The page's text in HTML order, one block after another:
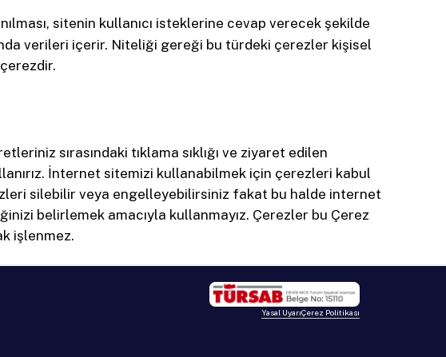
sitenin kullanıcı isteklerine cevap verecek şekilde
verileri içerir. Niteliği gereği bu türdeki çerezler kişisel
sırasındaki tıklama sıklığı ve ziyaret edilen
İnternet sitemizi kullanabilmek için çerezleri kabul
silebilir veya engelleyebilirsiniz fakat bu halde internet
belirlemek amacıyla kullanmayız. Çerezler bu Çerez
işlenmez.
Yasal UyarıÇerez Politikası